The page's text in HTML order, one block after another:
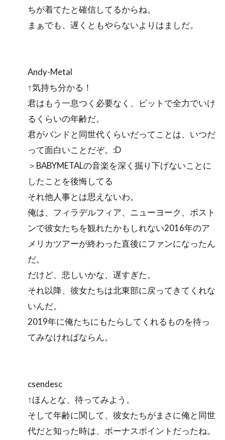
ちが着てたと確信してるからね。
まぁでも、遅くともやらないよりはましだ。
Andy-Metal
↑気持ち分かる！
君はもう一息つく必要なく、ピットで全力でいけ
るくらいの年齢だ。
君がバンドと同世代くらいだってことは、いつだ
って面白いことだぞ。:D
＞BABYMETALの音楽を深く掘り下げないことに
したことを後悔してる
それ他人事とは思えないわ。
俺は、フィラデルフィア、ニューヨーク、ボスト
ンで彼女たちを観れたかもしれない2016年のア
メリカツアーが終わった直後にファンになったん
だ。
だけど、悲しいかな、遅すぎた。
それ以降、彼女たちは北東部に戻ってきてくれな
いんだ。
2019年に俺たちにもたらしてくれるものを待っ
てみなければならん。
csendesc
↑ほんとな、待ってみよう。
そして年齢に関して、彼女たちがまさに俺と同世
代だと知った時は、ボーナスポイントだったね。